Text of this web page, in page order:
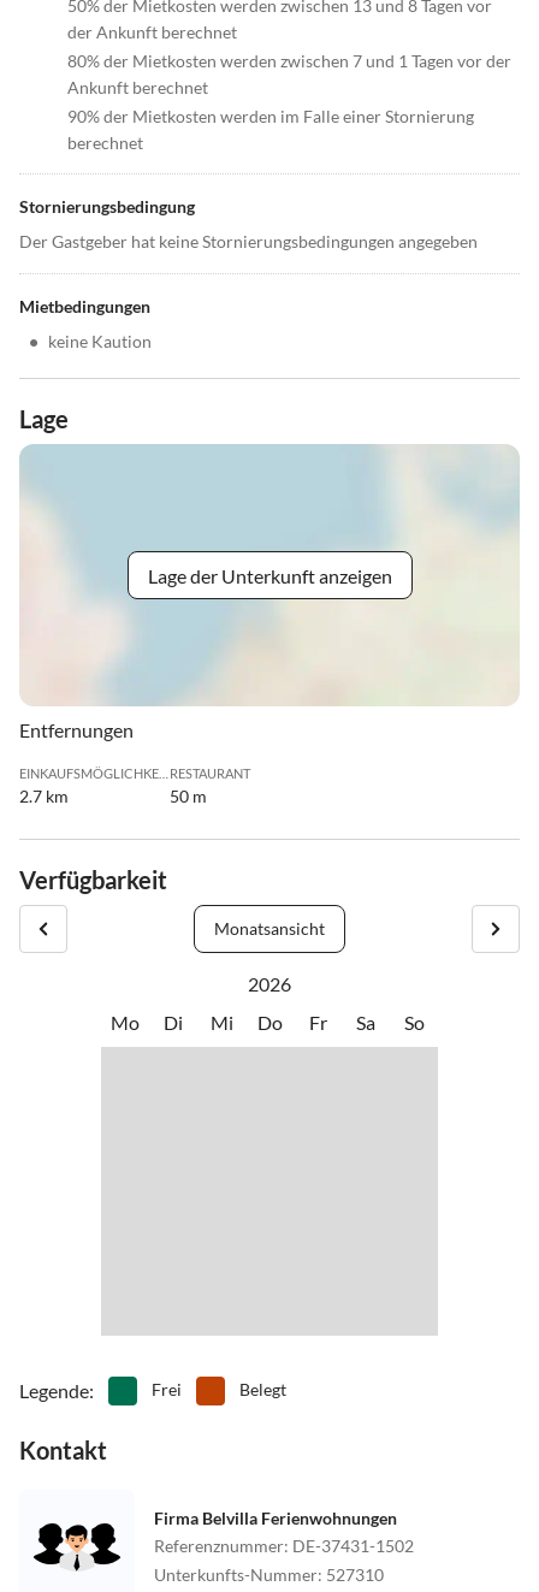
50% der Mietkosten werden zwischen 13 und 8 Tagen vor
der Ankunft berechnet
80% der Mietkosten werden zwischen 7 und 1 Tagen vor der
Ankunft berechnet
90% der Mietkosten werden im Falle einer Stornierung
berechnet
Stornierungsbedingung
Der Gastgeber hat keine Stornierungsbedingungen angegeben
Mietbedingungen
• keine Kaution
Lage
Lage der Unterkunft anzeigen
Entfernungen
2.7 km
RESTAURANT
50 m
Verfügbarkeit
Monatsansicht
2026
Mo
Di Mi Do Fr Sa So
Legende: Frei Belegt
Kontakt
Firma Belvilla Ferienwohnungen
Referenznummer: DE-37431-1502
Unterkunfts-Nummer: 527310